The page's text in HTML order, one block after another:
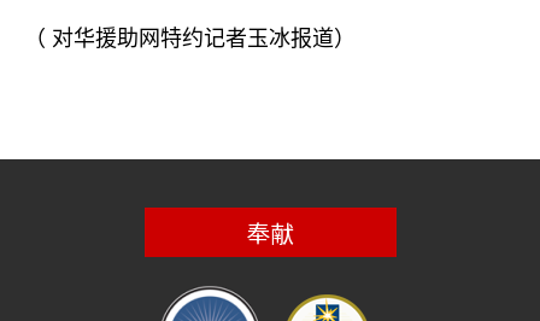
（ 对华援助网特约记者玉冰报道）
奉献